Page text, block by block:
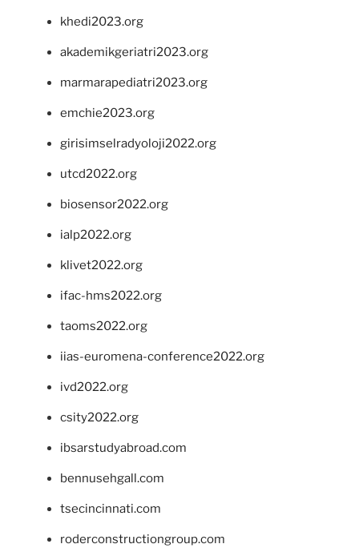
khedi2023.org
akademikgeriatri2023.org
marmarapediatri2023.org
emchie2023.org
girisimselradyoloji2022.org
utcd2022.org
biosensor2022.org
ialp2022.org
klivet2022.org
ifac-hms2022.org
taoms2022.org
iias-euromena-conference2022.org
ivd2022.org
csity2022.org
ibsarstudyabroad.com
bennusehgall.com
tsecincinnati.com
roderconstructiongroup.com